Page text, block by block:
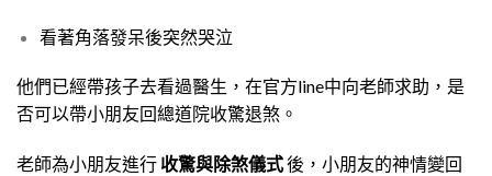
看著角落發呆後突然哭泣
他們已經帶孩子去看過醫生，在官方line中向老師求助，是
否可以帶小朋友回總道院收驚退煞 。
老師為小朋友進行 收驚與除煞儀式後，小朋友的神情變回